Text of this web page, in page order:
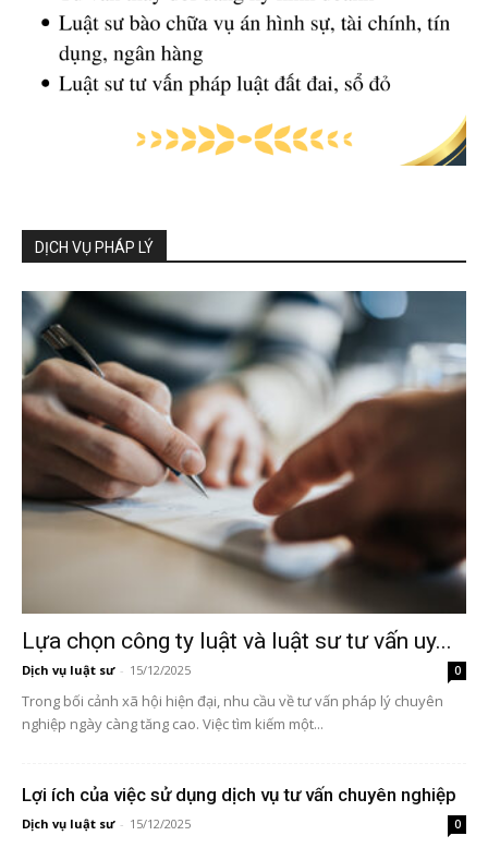
DỊCH VỤ PHÁP LÝ
Lựa chọn công ty luật và luật sư tư vấn uy...
Dịch vụ luật sư - 15/12/2025 0
Trong bối cảnh xã hội hiện đại, nhu cầu về tư vấn pháp lý chuyên
nghiệp ngày càng tăng cao. Việc tìm kiếm một...
Lợi ích của việc sử dụng dịch vụ tư vấn chuyên nghiệp
Dịch vụ luật sư - 15/12/2025 0